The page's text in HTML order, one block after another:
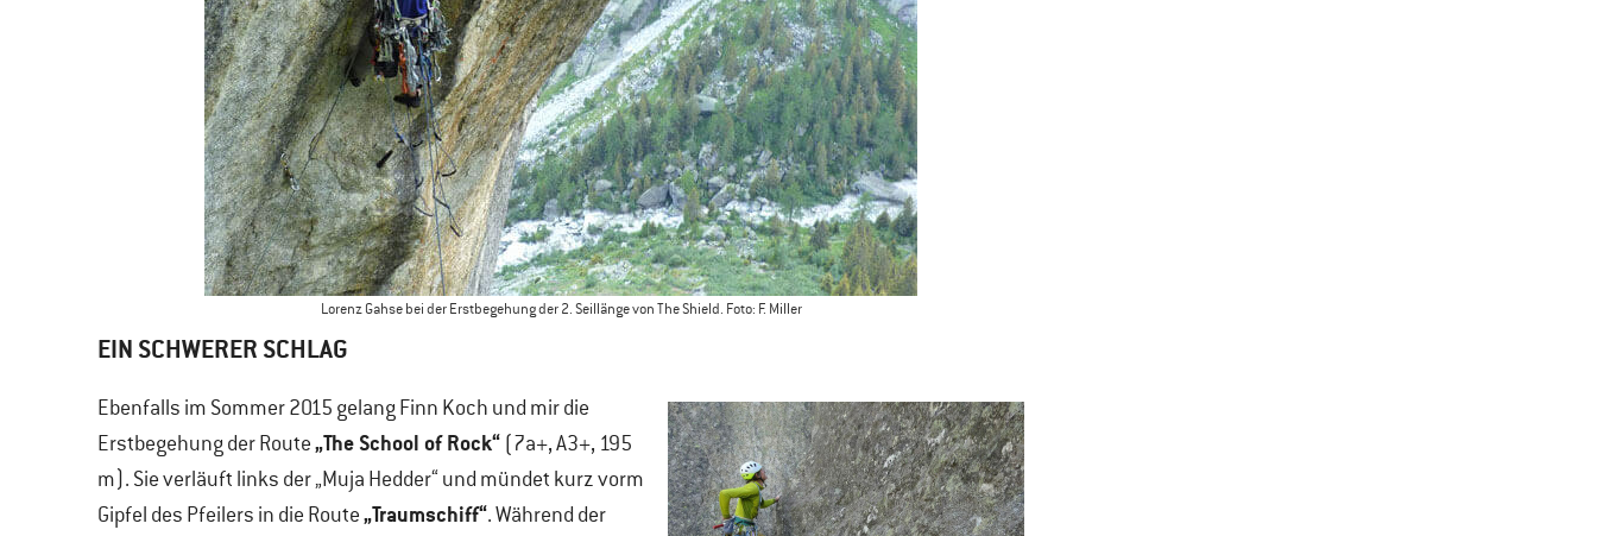
Lorenz Gahse bei der Erstbegehung der 2. Seillänge von The Shield. Foto: F. Miller
EIN SCHWERER SCHLAG
Ebenfalls im Sommer 2015 gelang Finn Koch und mir die
Erstbegehung der Route„The School of Rock“ (7a+, A3+, 195
m). Sie verläuft links der „Muja Hedder“ und mündet kurz vorm
Gipfel des Pfeilers in die Route„Traumschiff“. Während der